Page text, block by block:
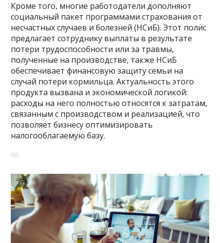
Кроме того, многие работодатели дополняют
социальный пакет программами страхования от
несчастных случаев и болезней (НСиБ). Этот полис
предлагает сотруднику выплаты в результате
потери трудоспособности или за травмы,
полученные на производстве, также НСиБ
обеспечивает финансовую защиту семьи на
случай потери кормильца. Актуальность этого
продукта вызвана и экономической логикой:
расходы на него полностью относятся к затратам,
связанным с производством и реализацией, что
позволяет бизнесу оптимизировать
налогооблагаемую базу.